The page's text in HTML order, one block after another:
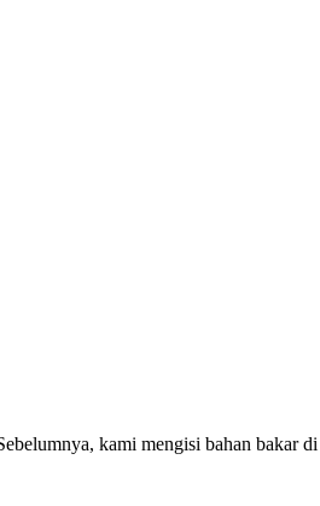
kami mengisi bahan bakar